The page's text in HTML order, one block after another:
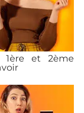
1ère et 2ème